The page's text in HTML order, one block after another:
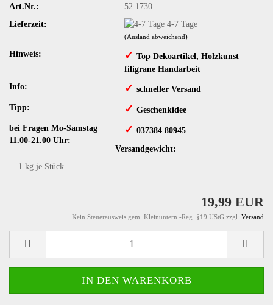
Art.Nr.:
52 1730
Lieferzeit:
4-7 Tage
(Ausland abweichend)
Hinweis: ✓ ​Top Dekoartikel, Holzkunst
filigrane Handarbeit
Info:
✓ ​schneller Versand
Tipp:
✓ ​Geschenkidee
bei Fragen Mo-Samstag
11.00-21.00 Uhr:
✓ ​ 037384 80945
Versandgewicht:
1 kg je Stück
19,99 EUR
Kein Steuerausweis gem. Kleinuntern.-Reg. §19 UStG zzgl. Versand